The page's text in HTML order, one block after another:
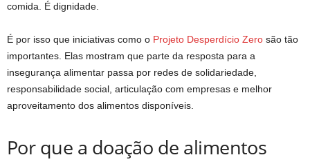
comida. É dignidade.
É por isso que iniciativas como o Projeto Desperdício Zero são tão
importantes. Elas mostram que parte da resposta para a
insegurança alimentar passa por redes de solidariedade,
responsabilidade social, articulação com empresas e melhor
aproveitamento dos alimentos disponíveis.
Por que a doação de alimentos